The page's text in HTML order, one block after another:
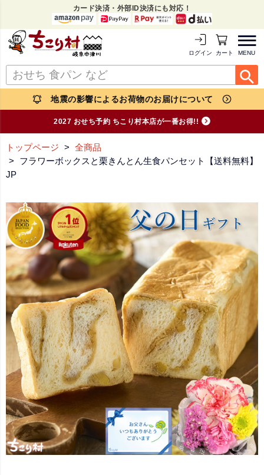
カード決済・外部ID決済にも対応！
MENU
ログイン カートを見る
地震の影響によるお荷物のお届けについて
2027 おせち予約 ちこり村本店が一番お得!!
トップページ
全商品
フラワーボックスと栗きんとん生食パンセット【送料無料】
JP